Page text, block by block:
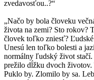
zvedavosťou..?“
„Načo by bola človeku
života na zemi? Sto rokov?
človek toľko zniesť? Ľudské
Unesú len toľko bolesti a
normálny ľudský život stačí.
prežilo dĺžku dvoch
Puklo by. Zlomilo by sa.